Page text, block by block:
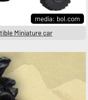
media: bol.com
Miniature car